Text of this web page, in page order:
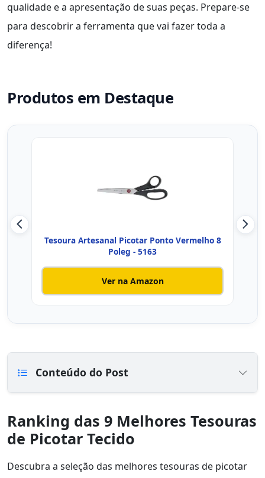
qualidade e a apresentação de suas peças. Prepare-se
para descobrir a ferramenta que vai fazer toda a
diferença!
Produtos em Destaque
Tesoura Artesanal Picotar Ponto Vermelho 8
Poleg - 5163
Ver na Amazon
Conteúdo do Post
Ranking das 9 Melhores Tesouras
de Picotar Tecido
Descubra a seleção das melhores tesouras de picotar